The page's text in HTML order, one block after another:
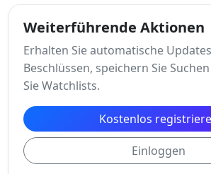
Weiterführende Aktionen
Erhalten Sie automatische
Beschlüssen, speichern Sie
Sie Watchlists.
Kostenlos
Einloggen